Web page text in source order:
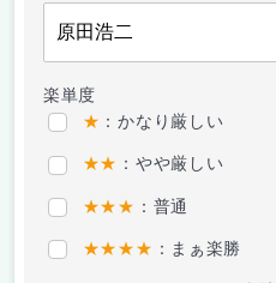
楽単度
★ ：かなり厳しい
★★ ：やや厳しい
★★★ ：普通
★★★★ ：まぁ楽勝